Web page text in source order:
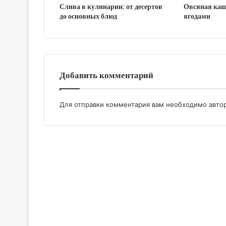
Слива в кулинарии: от десертов
до основных блюд
Овсяная
ягодами
Добавить комментарий
Для отправки комментария вам необходимо